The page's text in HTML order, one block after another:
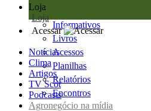
Loja
Loja
Informativos
Livros
Acessos
Planilhas
Relatórios
Encontros
Acessar
Notícias
Clima
Artigos
TV Scot
Podcasts
Agronegócio na mídia